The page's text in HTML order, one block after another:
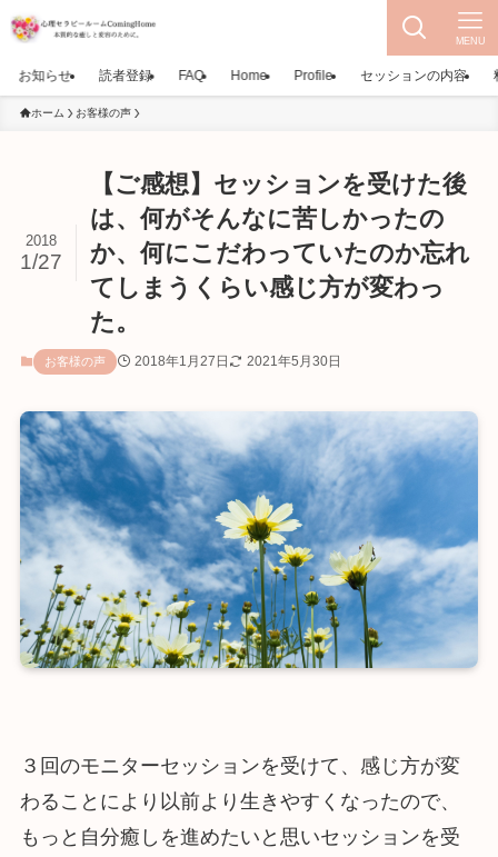
MENU
お知らせ 読者登録 FAQ Home Profile セッションの内容
ホーム お客様の声
【ご感想】セッションを受けた後
は、何がそんなに苦しかったの
か、何にこだわっていたのか忘れ
てしまうくらい感じ方が変わっ
た。
2018
1/27
お客様の声 2018年1月27日 2021年5月30日
３回のモニターセッションを受けて、感じ方が変
わることにより以前より生きやすくなったので、
もっと自分癒しを進めたいと思いセッションを受